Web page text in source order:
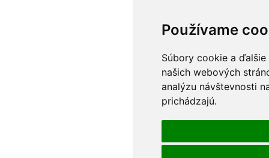
Používame
Súbory cookie a
našich webových
analýzu návštevnosti
prichádzajú.